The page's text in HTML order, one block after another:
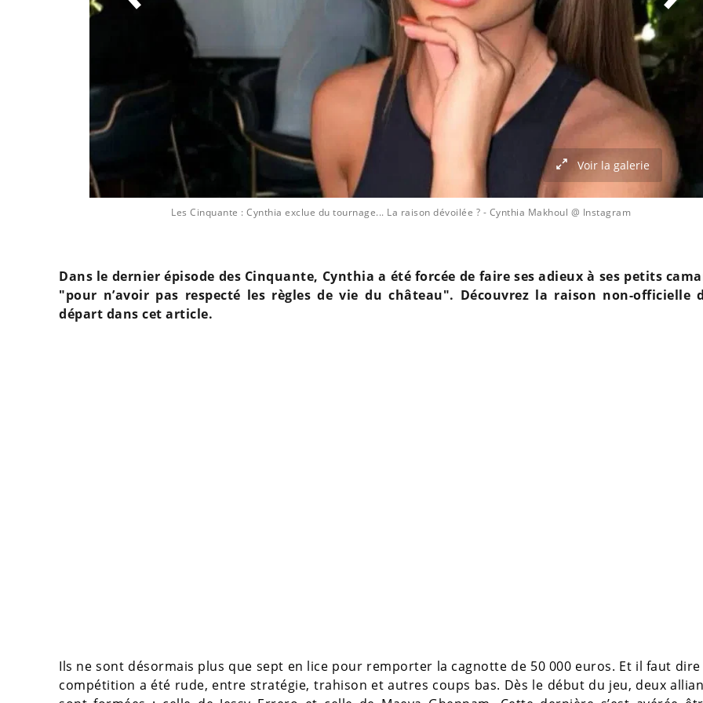
Les Cinquante : Cynthia exclue du tournage... La raison dévoilée ? - Cynthia Makhoul @ Instagram
Voir la galerie
Dans le dernier épisode des Cinquante, Cynthia a été forcée de faire ses adieux à ses petits
"pour n’avoir pas respecté les règles de vie du château". Découvrez la raison non-officielle
départ dans cet article.
Ils ne sont désormais plus que sept en lice pour remporter la cagnotte de 50 000 euros. Et il faut dire
compétition a été rude, entre stratégie, trahison et autres coups bas. Dès le début du jeu, deux